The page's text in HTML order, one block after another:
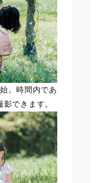
。時間内であ
できます。